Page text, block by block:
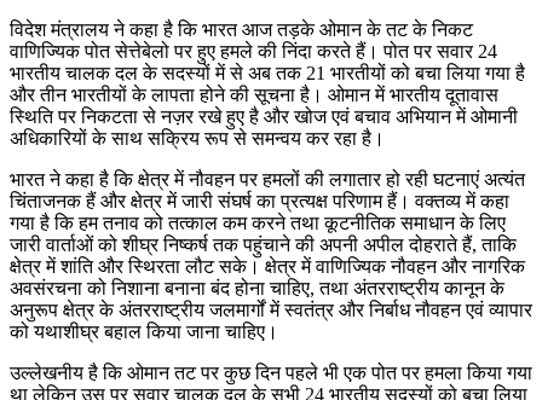
विदेश मंत्रालय ने कहा है कि भारत आज तड़के ओमान के तट के निकट
वाणिज्यिक पोत सेत्तेबेलो पर हुए हमले की निंदा करते हैं। पोत पर सवार 24
भारतीय चालक दल के सदस्यों में से अब तक 21 भारतीयों को बचा लिया गया है
और तीन भारतीयों के लापता होने की सूचना है। ओमान में भारतीय दूतावास
स्थिति पर निकटता से नज़र रखे हुए है और खोज एवं बचाव अभियान में ओमानी
अधिकारियों के साथ सक्रिय रूप से समन्वय कर रहा है।
भारत ने कहा है कि क्षेत्र में नौवहन पर हमलों की लगातार हो रही घटनाएं अत्यंत
चिंताजनक हैं और क्षेत्र में जारी संघर्ष का प्रत्यक्ष परिणाम हैं। वक्तव्य में कहा
गया है कि हम तनाव को तत्काल कम करने तथा कूटनीतिक समाधान के लिए
जारी वार्ताओं को शीघ्र निष्कर्ष तक पहुंचाने की अपनी अपील दोहराते हैं, ताकि
क्षेत्र में शांति और स्थिरता लौट सके। क्षेत्र में वाणिज्यिक नौवहन और नागरिक
अवसंरचना को निशाना बनाना बंद होना चाहिए, तथा अंतरराष्ट्रीय कानून के
अनुरूप क्षेत्र के अंतरराष्ट्रीय जलमार्गों में स्वतंत्र और निर्बाध नौवहन एवं व्यापार
को यथाशीघ्र बहाल किया जाना चाहिए।
उल्लेखनीय है कि ओमान तट पर कुछ दिन पहले भी एक पोत पर हमला किया गया
था लेकिन उस पर सवार चालक दल के सभी 24 भारतीय सदस्यों को बचा लिया